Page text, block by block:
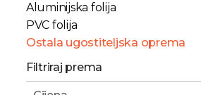
Aluminijska folija
PVC folija
Ostala ugostiteljska oprema
Filtriraj prema